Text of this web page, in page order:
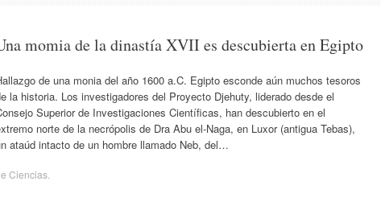
momia de la dinastía XVII es descubierta en Egipto
de una monia del año 1600 a.C. Egipto esconde aún muchos tesoros
la historia. Los investigadores del Proyecto Djehuty, liderado desde el
Superior de Investigaciones Científicas, han descubierto en el
norte de la necrópolis de Dra Abu el‐Naga, en Luxor (antigua Tebas),
ataúd intacto de un hombre llamado Neb, del…
Ciencias